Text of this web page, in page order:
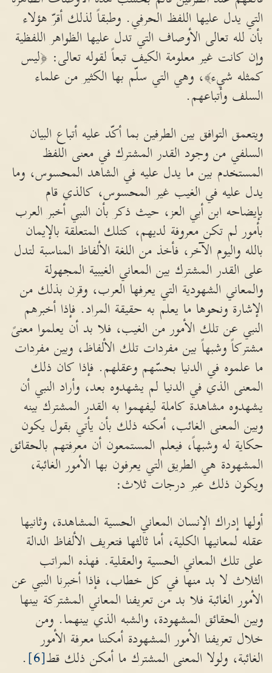
التي يدل عليها اللفظ الحرفي. وطبقاً لذلك أقرّ هؤلاء
بأن لله تعالى الأوصاف التي تدل عليها الظواهر اللفظية
وإن كانت غير معلومة الكيف تبعاً لقوله تعالى: ﴿ليس
كمثله شيء﴾، وهي التي سلّم بها الكثير من علماء
السلف وأتباعهم.
ويتعمق التوافق بين الطرفين بما أكّد عليه أتباع البيان
السلفي من وجود القدر المشترك في معنى اللفظ
المستخدم بين ما يدل عليه في الشاهد المحسوس، وما
يدل عليه في الغيب غير المحسوس، كالذي قام
بإيضاحه ابن أبي العز، حيث ذكر بأن النبي أخبر العرب
بأمور لم تكن معروفة لديهم، كتلك المتعلقة بالإيمان
بالله واليوم الآخر، فأخذ من اللغة الألفاظ المناسبة لتدل
على القدر المشترك بين المعاني الغيبية المجهولة
والمعاني الشهودية التي يعرفها العرب، وقرن بذلك من
الإشارة ونحوها ما يعلم به حقيقة المراد. فإذا أخبرهم
النبي عن تلك الأمور من الغيب، فلا بد أن يعلموا معنىً
مشتركاً وشبهاً بين مفردات تلك الألفاظ، وبين مفردات
ما علموه في الدنيا بحسّهم وعقلهم. فإذا كان ذلك
المعنى الذي في الدنيا لم يشهدوه بعد، وأراد النبي أن
يشهدوه مشاهدة كاملة ليفهموا به القدر المشترك بينه
وبين المعنى الغائب، أمكنه ذلك بأن يأتي بقول يكون
حكاية له وشبهاً، فيعلم المستمعون أن معرفتهم بالحقائق
المشهودة هي الطريق التي يعرفون بها الأمور الغائبة،
ويكون ذلك عبر درجات ثلاث:
أولها إدراك الإنسان المعاني الحسية المشاهدة، وثانيها
عقله لمعانيها الكلية، أما ثالثها فتعريف الألفاظ الدالة
على تلك المعاني الحسية والعقلية. فهذه المراتب
الثلاث لا بد منها في كل خطاب، فإذا أخبرنا النبي عن
الأمور الغائبة فلا بد من تعريفنا المعاني المشتركة بينها
وبين الحقائق المشهودة، والشبه الذي بينهما. ومن
خلال تعريفنا الأمور المشهودة أمكننا معرفة الأمور
الغائبة، ولولا المعنى المشترك ما أمكن ذلك قط[6]
.